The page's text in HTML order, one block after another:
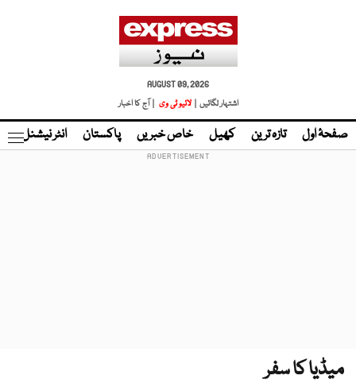
AUGUST 09, 2026
اشتہار لگائیں |
لائیو ٹی وی | آج کا اخبار
صفحۂ اول تازہ ترین کھیل خاص خبریں پاکستان انٹر نیشنل
میڈیا کا سفر